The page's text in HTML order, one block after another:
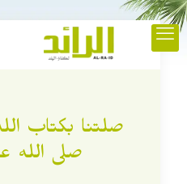
صلتنا بكتاب
صلى الله